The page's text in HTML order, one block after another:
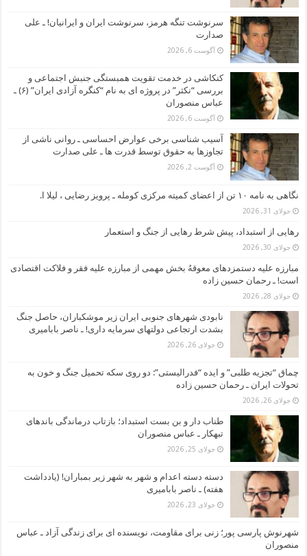
سرنوشت تنگه هرمز، سرنوشت ایران و ایرانیان! ـ علی
صدارت
آگوست 6, 2026
کنکاشی در خدمت تقویت همبستگی جنبش اجتماعی و
بررسی “نکثر” در پروژه ای به نام “کنگره آزادی ایران” (۶) ـ
عباس منصوران
آگوست 6, 2026
آسیب شناسی برخی عوارض احساسی ـ روانی ناشی از
تجاوزها به حقوق توسط قدرت ها ـ علی صدارت
آگوست 2, 2026
نگاهی به نامه ۱۰ تن از اعضای کمیته مرکزی کومله ـ پرویز رضایی ، لیلا ا.
جولای 31, 2026
رهایی از استبداد، پیش شرط رهایی از جنگ و استعمار
جولای 30, 2026
مبارزه علیه دستمزدهای معوقهُ بخش مهمی از مبارزه علیه فقر و فلاکت اقتصادی
است! ـ رحمان حسین زاده
جولای 28, 2026
نابودی شهرهای جنوبی ایران زیر موشکباران، حاصل جنگ
بشدت ارتجاعی دولتهای سرمایه داری! ـ ناصر بابامیری
جولای 26, 2026
چماق “تجزیه طلبی” و ایده “فدرالیستی”: دو روی سکه تحمیل جنگ و خون به
تحولات ایران ـ رحمان حسین زاده
جولای 26, 2026
طناب دار و بن بست استبداد؛ بازتاب درماندگی باندهای
تبهکار ـ عباس منصوران
جولای 25, 2026
دسته دسته اعدام و شهر به شهر زیر بمباران! (یادداشت
هفته) ـ ناصر بابامیری
جولای 23, 2026
شهرنوش پارسی پور؛ زنی برای مقاومت، نویسنده ای برای زندگی آزاد ـ عباس
منصوران